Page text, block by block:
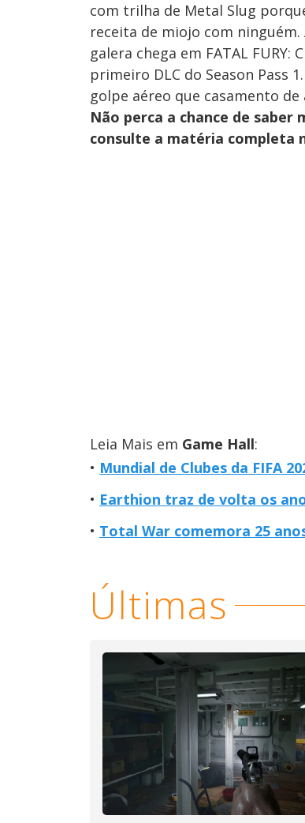
com trilha de Metal Slug
receita de miojo com
galera chega em FATAL
primeiro DLC do Season Pass
golpe aéreo que casamento de
Não perca a chance de
consulte a matéria completa
Leia Mais em Game Hall:
Mundial de Clubes da FIFA
Earthion traz de volta os
Total War comemora 25
Últimas